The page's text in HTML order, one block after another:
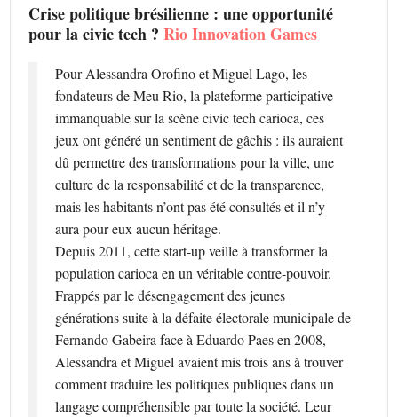
Crise politique brésilienne : une opportunité
pour la civic tech ?Rio Innovation Games
Pour Alessandra Orofino et Miguel Lago, les
fondateurs de Meu Rio, la plateforme participative
immanquable sur la scène civic tech carioca, ces
jeux ont généré un sentiment de gâchis : ils auraient
dû permettre des transformations pour la ville, une
culture de la responsabilité et de la transparence,
mais les habitants n’ont pas été consultés et il n’y
aura pour eux aucun héritage.
Depuis 2011, cette start-up veille à transformer la
population carioca en un véritable contre-pouvoir.
Frappés par le désengagement des jeunes
générations suite à la défaite électorale municipale de
Fernando Gabeira face à Eduardo Paes en 2008,
Alessandra et Miguel avaient mis trois ans à trouver
comment traduire les politiques publiques dans un
langage compréhensible par toute la société. Leur